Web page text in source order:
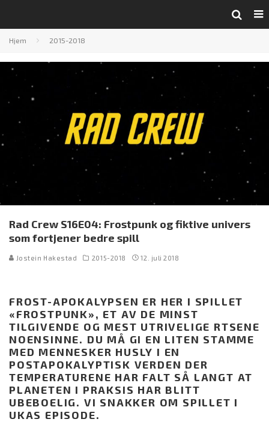
Hjem 2015-2018
Rad Crew S16E04: Frostpunk og fiktive univers
som fortjener bedre spill
Jostein Hakestad 2015-2018 12. juli 2018
FROST-APOKALYPSEN ER HER I SPILLET
«FROSTPUNK», ET AV DE MINST
TILGIVENDE OG MEST UTRIVELIGE RTSENE
NOENSINNE. DU MÅ GI EN LITEN STAMME
MED MENNESKER HUSLY I EN
POSTAPOKALYPTISK VERDEN DER
TEMPERATURENE HAR FALT SÅ LANGT AT
PLANETEN I PRAKSIS HAR BLITT
UBEBOELIG. VI SNAKKER OM SPILLET I
UKAS EPISODE.